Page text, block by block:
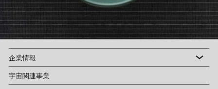
企業情報
宇宙関連事業